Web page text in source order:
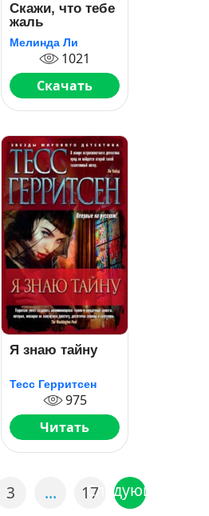
Скажи, что тебе
жаль
Мелинда Ли
1021
Скачать
Я знаю тайну
Тесс Герритсен
975
Читать
3 … 17
Следующая